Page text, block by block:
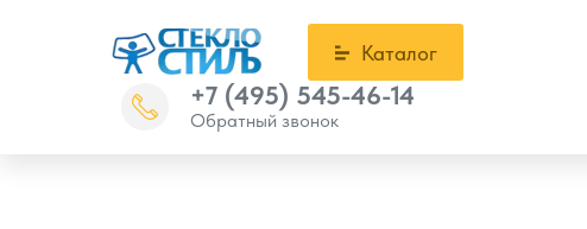
Каталог
+7 (495) 545-46-14
Обратный звонок